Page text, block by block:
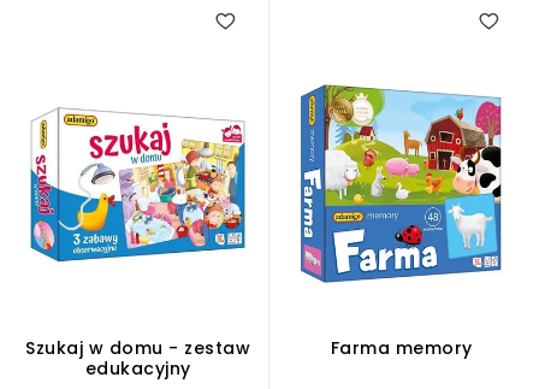
Szukaj w domu - zestaw
edukacyjny
Farma memory